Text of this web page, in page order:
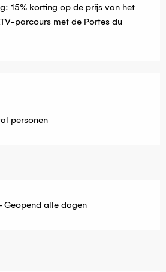
15% korting op de prijs van het
parcours met de Portes du
personen
Geopend alle dagen